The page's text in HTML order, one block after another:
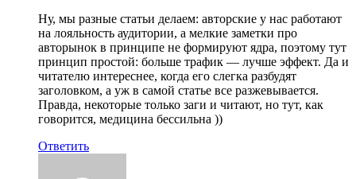
Ну, мы разные статьи делаем: авторские у нас работают
на лояльность аудитории, а мелкие заметки про
авторынок в принципе не формируют ядра, поэтому тут
принцип простой: больше трафик — лучше эффект. Да и
читателю интереснее, когда его слегка разбудят
заголовком, а уж в самой статье все разжевывается.
Правда, некоторые только заги и читают, но тут, как
говорится, медицина бессильна ))
Ответить